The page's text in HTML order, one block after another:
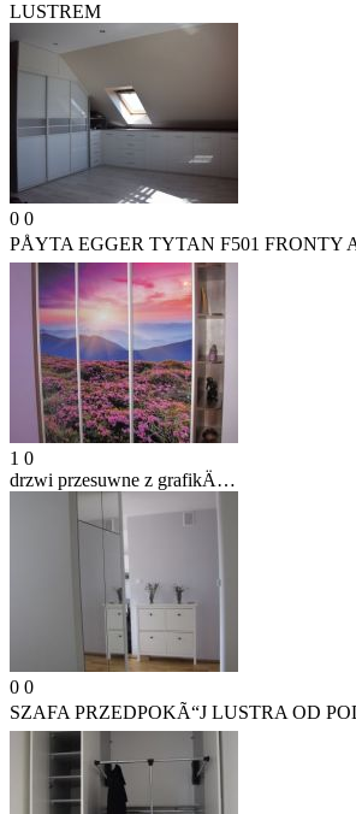
LUSTREM
0 0
PÅYTA EGGER TYTAN F501 FRONTY
1 0
drzwi przesuwne z grafikÄ…
0 0
SZAFA PRZEDPOKÃ“J LUSTRA OD